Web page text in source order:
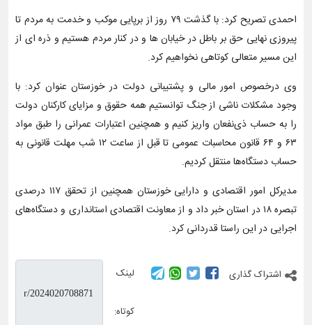
احمدی تصریح کرد: با گذشت ۷۹ روز از برپایی موکب و خدمت به مردم تا
پیروزی نهایی حق بر باطل در خیابان ها و در کنار مردم هستیم و ذره ای از
این مسیر متعالی کوتاهی نخواهیم کرد.
وی درخصوص امور مالی و پشتیبانی دولت در خوزستان عنوان کرد: با
وجود مشکلات ناشی از جنگ توانستیم همه حقوق و مزایای کارکنان دولت
را به حساب ذی‌نفعان واریز کنیم و همچنین اعتبارات عمرانی را طبق مواد
۶۳ و ۶۴ قانون محاسبات عمومی تا قبل از ساعت ۱۲ شب مهلت قانونی به
حساب دستگاه‌ها منتقل کردیم.
مدیرکل امور اقتصادی و دارایی خوزستان همچنین از تحقق ۱۱۷ درصدی
تبصره ۱۸ در استان خبر داد و از معاونت اقتصادی استانداری و دستگاه‌های
اجرایی در این راستا قدردانی کرد.
اشتراک گذاری لینک
کوتاه: